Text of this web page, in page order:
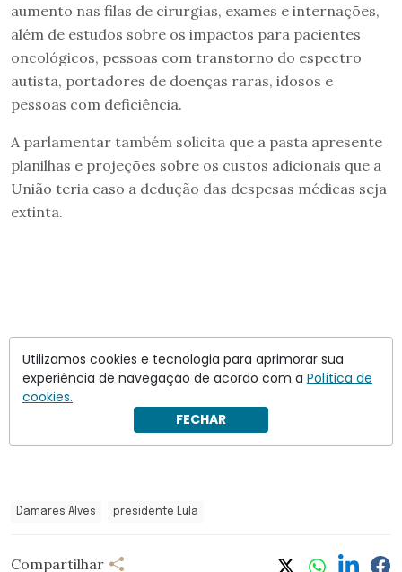
aumento nas filas de cirurgias, exames e internações,
além de estudos sobre os impactos para pacientes
oncológicos, pessoas com transtorno do espectro
autista, portadores de doenças raras, idosos e
pessoas com deficiência.
A parlamentar também solicita que a pasta apresente
planilhas e projeções sobre os custos adicionais que a
União teria caso a dedução das despesas médicas seja
extinta.
Damares Alves presidente Lula
Compartilhar
Utilizamos cookies e tecnologia para aprimorar sua
experiência de navegação de acordo com a Política de
cookies.
FECHAR